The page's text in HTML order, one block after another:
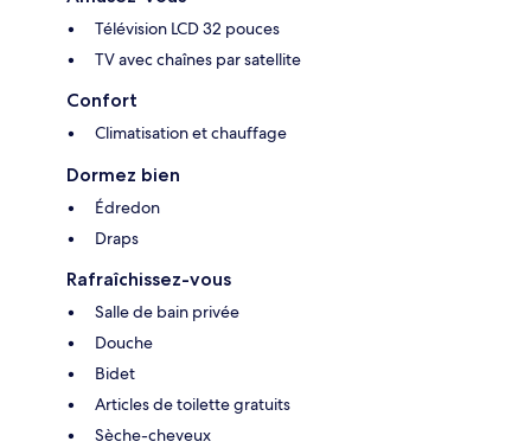
Télévision LCD 32 pouces
TV avec chaînes par satellite
Confort
Climatisation et chauffage
Dormez bien
Édredon
Draps
Rafraîchissez-vous
Salle de bain privée
Douche
Bidet
Articles de toilette gratuits
Sèche-cheveux